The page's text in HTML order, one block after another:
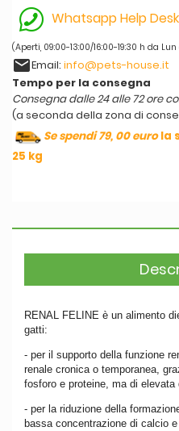
Whatsapp Help Desk
(Aperti, 09:00-13:00/16:00-19:30 h da Lun
emailEmail: info@pets-house.it
Tempo per la consegna
Consegna dalle 24 alle 72 ore
(a seconda della zona di
Se spendi 79, 00 eurola
25 kg
RENAL FELINE è un alimento
gatti:
- per il supporto della funzione
renale cronica o temporanea,
fosforo e proteine, ma di elevata
- per la riduzione della
bassa concentrazione di calcio